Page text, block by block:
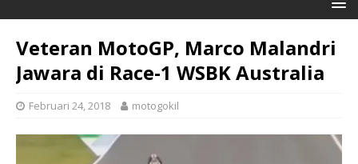
Veteran MotoGP, Marco Malandri
Jawara di Race-1 WSBK Australia
Februari 24, 2018 motogokil